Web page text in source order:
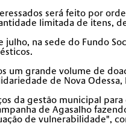
será feito por
limitada de itens,
na sede do Fundo
um grande volume de
de Nova Odessa,
da gestão municipal
de Agasalho
de vulnerabilidade",